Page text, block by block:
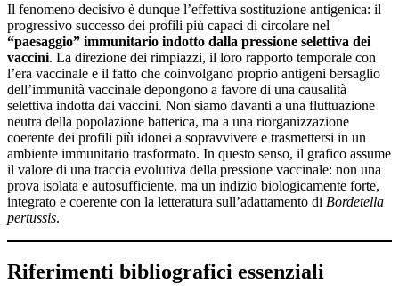
Il fenomeno decisivo è dunque l’effettiva sostituzione antigenica: il
progressivo successo dei profili più capaci di circolare nel
“paesaggio” immunitario indotto dalla pressione selettiva dei
vaccini. La direzione dei rimpiazzi, il loro rapporto temporale con
l’era vaccinale e il fatto che coinvolgano proprio antigeni bersaglio
dell’immunità vaccinale depongono a favore di una causalità
selettiva indotta dai vaccini. Non siamo davanti a una fluttuazione
neutra della popolazione batterica, ma a una riorganizzazione
coerente dei profili più idonei a sopravvivere e trasmettersi in un
ambiente immunitario trasformato. In questo senso, il grafico assume
il valore di una traccia evolutiva della pressione vaccinale: non una
prova isolata e autosufficiente, ma un indizio biologicamente forte,
integrato e coerente con la letteratura sull’adattamento di Bordetella
pertussis.
Riferimenti bibliografici essenziali